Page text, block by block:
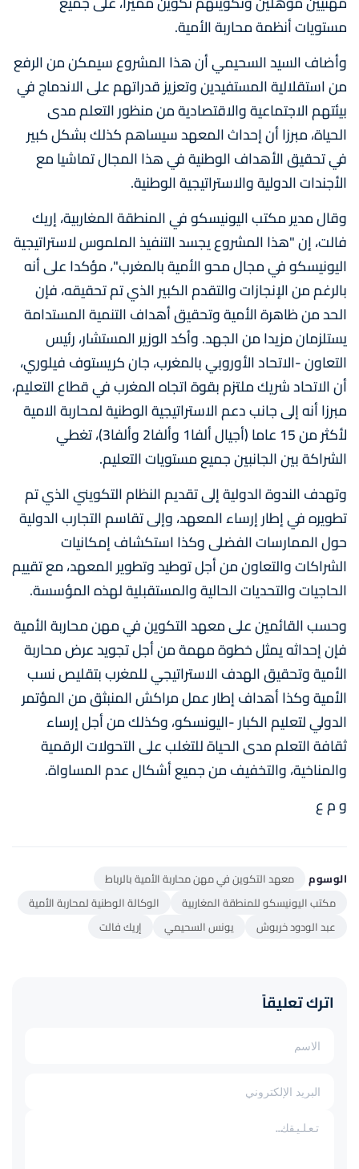
مستويات أنظمة محاربة الأمية.
وأضاف السيد السحيمي أن هذا المشروع سيمكن من الرفع
من استقلالية المستفيدين وتعزيز قدراتهم على الاندماج في
بيئتهم الاجتماعية والاقتصادية من منظور التعلم مدى
الحياة، مبرزا أن إحداث المعهد سيساهم كذلك بشكل كبير
في تحقيق الأهداف الوطنية في هذا المجال تماشيا مع
الأجندات الدولية والاستراتيجية الوطنية.
وقال مدير مكتب اليونيسكو في المنطقة المغاربية، إريك
فالت، إن "هذا المشروع يجسد التنفيذ الملموس لاستراتيجية
اليونيسكو في مجال محو الأمية بالمغرب"، مؤكدا على أنه
بالرغم من الإنجازات والتقدم الكبير الذي تم تحقيقه، فإن
الحد من ظاهرة الأمية وتحقيق أهداف التنمية المستدامة
يستلزمان مزيدا من الجهد. وأكد الوزير المستشار، رئيس
التعاون -الاتحاد الأوروبي بالمغرب، جان كريستوف فيلوري،
أن الاتحاد شريك ملتزم بقوة اتجاه المغرب في قطاع التعليم،
مبرزا أنه إلى جانب دعم الاستراتيجية الوطنية لمحاربة الامية
لأكثر من 15 عاما (أجيال ألفا1 وألفا2 وألفا3)، تغطي
الشراكة بين الجانبين جميع مستويات التعليم.
وتهدف الندوة الدولية إلى تقديم النظام التكويني الذي تم
تطويره في إطار إرساء المعهد، وإلى تقاسم التجارب الدولية
حول الممارسات الفضلى وكذا استكشاف إمكانيات
الشراكات والتعاون من أجل توطيد وتطوير المعهد، مع تقييم
الحاجيات والتحديات الحالية والمستقبلية لهذه المؤسسة.
وحسب القائمين على معهد التكوين في مهن محاربة الأمية
فإن إحداثه يمثل خطوة مهمة من أجل تجويد عرض محاربة
الأمية وتحقيق الهدف الاستراتيجي للمغرب بتقليص نسب
الأمية وكذا أهداف إطار عمل مراكش المنبثق من المؤتمر
الدولي لتعليم الكبار -اليونسكو، وكذلك من أجل إرساء
ثقافة التعلم مدى الحياة للتغلب على التحولات الرقمية
والمناخية، والتخفيف من جميع أشكال عدم المساواة.
و م ع
الوسوم
معهد التكوين في مهن محاربة الأمية بالرباط
مكتب اليونيسكو للمنطقة المغاربية
الوكالة الوطنية لمحاربة الأمية
عبد الودود خربوش
يونس السحيمي إريك فالت
اترك تعليقاً